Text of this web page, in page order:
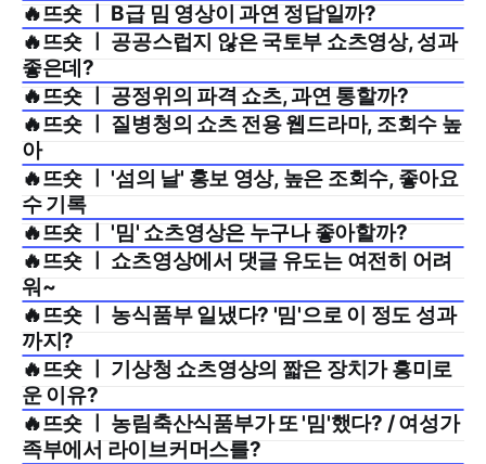
2025년 6월 4주
🔥뜨숏 ㅣ B급 밈 영상이 과연 정답일까?
2025년 6월 2주
🔥뜨숏 ㅣ 공공스럽지 않은 국토부 쇼츠영상, 성과
좋은데?
2025년 6월 1주
🔥뜨숏 ㅣ 공정위의 파격 쇼츠, 과연 통할까?
2025년 5월 5주
🔥뜨숏 ㅣ 질병청의 쇼츠 전용 웹드라마, 조회수 높
아
2025년 5월 4주
🔥뜨숏 ㅣ '섬의 날' 홍보 영상, 높은 조회수, 좋아요
수 기록
2025년 5월 3주
🔥뜨숏 ㅣ '밈' 쇼츠영상은 누구나 좋아할까?
2025년 5월 2주
🔥뜨숏 ㅣ 쇼츠영상에서 댓글 유도는 여전히 어려
워~
2025년 4월 4주
🔥뜨숏 ㅣ 농식품부 일냈다? '밈'으로 이 정도 성과
까지?
2025년 4월 3주
🔥뜨숏 ㅣ 기상청 쇼츠영상의 짧은 장치가 흥미로
운 이유?
2025년 4월 2주
🔥뜨숏 ㅣ 농림축산식품부가 또 '밈'했다? / 여성가
족부에서 라이브커머스를?